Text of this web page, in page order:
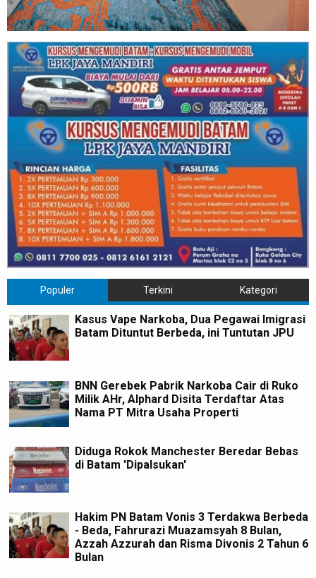
Populer Terkini Kategori
Kasus Vape Narkoba, Dua Pegawai Imigrasi
Batam Dituntut Berbeda, ini Tuntutan JPU
BNN Gerebek Pabrik Narkoba Cair di Ruko
Milik AHr, Alphard Disita Terdaftar Atas
Nama PT Mitra Usaha Properti
Diduga Rokok Manchester Beredar Bebas
di Batam 'Dipalsukan'
Hakim PN Batam Vonis 3 Terdakwa Berbeda
- Beda, Fahrurazi Muazamsyah 8 Bulan,
Azzah Azzurah dan Risma Divonis 2 Tahun 6
Bulan